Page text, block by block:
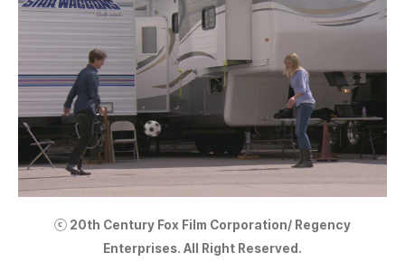
ⓒ 20th Century Fox Film Corporation/ Regency
Enterprises. All Right Reserved.